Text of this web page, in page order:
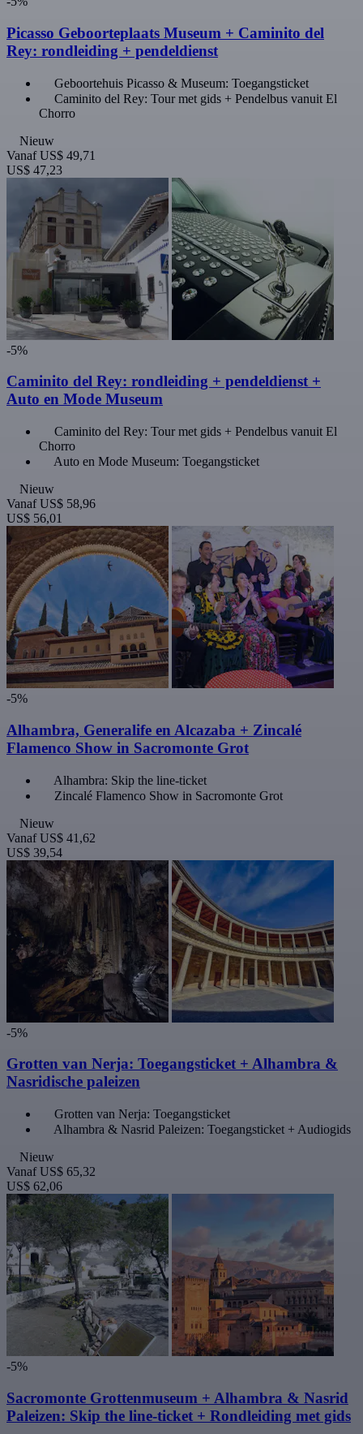
Picasso Geboorteplaats Museum + Caminito del
Rey: rondleiding + pendeldienst
Geboortehuis Picasso & Museum: Toegangsticket
Caminito del Rey: Tour met gids + Pendelbus vanuit El
Chorro
Nieuw
Vanaf US$ 49,71
US$ 47,23
-5%
Caminito del Rey: rondleiding + pendeldienst +
Auto en Mode Museum
Caminito del Rey: Tour met gids + Pendelbus vanuit El
Chorro
Auto en Mode Museum: Toegangsticket
Nieuw
Vanaf US$ 58,96
US$ 56,01
-5%
Alhambra, Generalife en Alcazaba + Zincalé
Flamenco Show in Sacromonte Grot
Alhambra: Skip the line-ticket
Zincalé Flamenco Show in Sacromonte Grot
Nieuw
Vanaf US$ 41,62
US$ 39,54
-5%
Grotten van Nerja: Toegangsticket + Alhambra &
Nasridische paleizen
Grotten van Nerja: Toegangsticket
Alhambra & Nasrid Paleizen: Toegangsticket + Audiogids
Nieuw
Vanaf US$ 65,32
US$ 62,06
-5%
Sacromonte Grottenmuseum + Alhambra & Nasrid
Paleizen: Skip the line-ticket + Rondleiding met gids